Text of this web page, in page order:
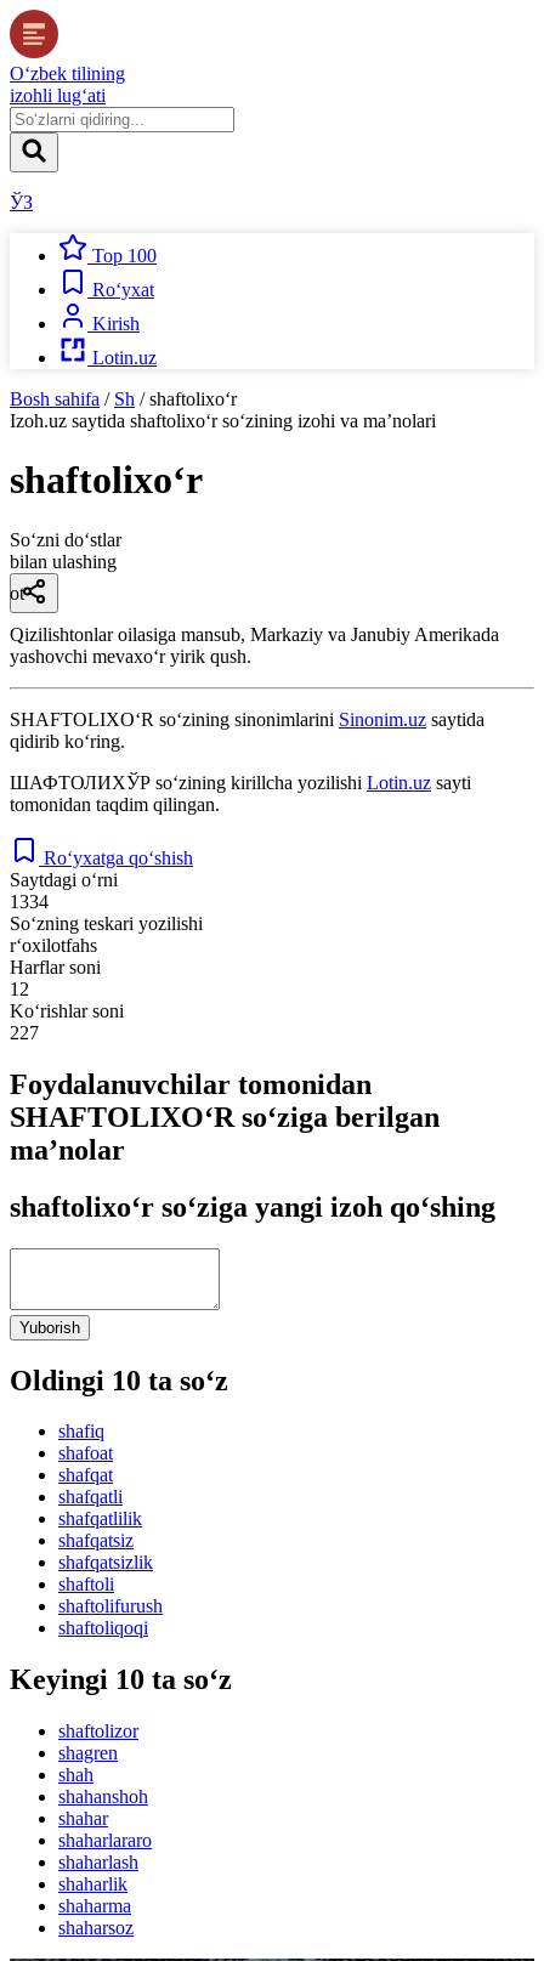
O‘zbek tilining
izohli lug‘ati
ЎЗ
Top 100
Ro‘yxat
Kirish
Lotin.uz
Bosh sahifa / Sh / shaftolixo‘r
Izoh.uz saytida shaftolixo‘rso‘zining izohi va ma’nolari
shaftolixo‘r
So‘zni do‘stlar
bilan ulashing
ot
Qizilishtonlar oilasiga mansub, Markaziy va Janubiy Amerikada
yashovchi mevaxoʻr yirik qush.
SHAFTOLIXO‘R so‘zining sinonimlarini Sinonim.uz saytida
qidirib ko‘ring.
ШАФТОЛИХЎР so‘zining kirillcha yozilishi Lotin.uz sayti
tomonidan taqdim qilingan.
Ro‘yxatga qo‘shish
Saytdagi o‘rni
1334
So‘zning teskari yozilishi
r‘oxilotfahs
Harflar soni
12
Ko‘rishlar soni
227
Foydalanuvchilar tomonidan
SHAFTOLIXO‘R so‘ziga berilgan
ma’nolar
shaftolixo‘r so‘ziga yangi izoh qo‘shing
Yuborish
Oldingi 10 ta so‘z
shafiq
shafoat
shafqat
shafqatli
shafqatlilik
shafqatsiz
shafqatsizlik
shaftoli
shaftolifurush
shaftoliqoqi
Keyingi 10 ta so‘z
shaftolizor
shagren
shah
shahanshoh
shahar
shaharlararo
shaharlash
shaharlik
shaharma
shaharsoz